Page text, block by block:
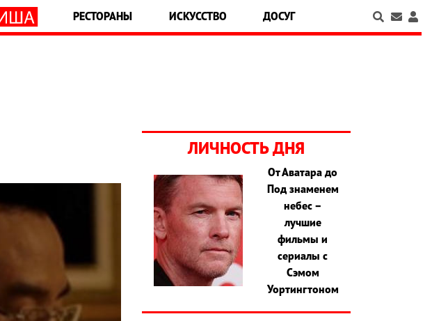
РЕСТОРАНЫ ИСКУССТВО ДОСУГ
ЛИЧНОСТЬ ДНЯ
От Аватара до
Под знаменем
небес –
лучшие
фильмы и
сериалы с
Сэмом
Уортингтоном